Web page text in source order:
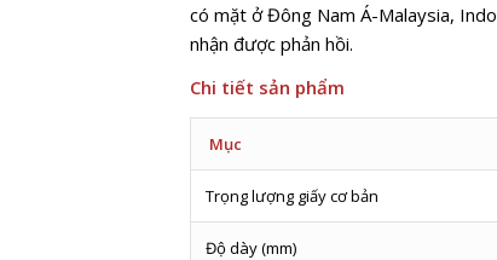
có mặt ở Đông Nam Á-Malaysia,
nhận được phản hồi.
Chi tiết sản phẩm
Mục
Trọng lượng giấy cơ bản
Độ dày (mm)